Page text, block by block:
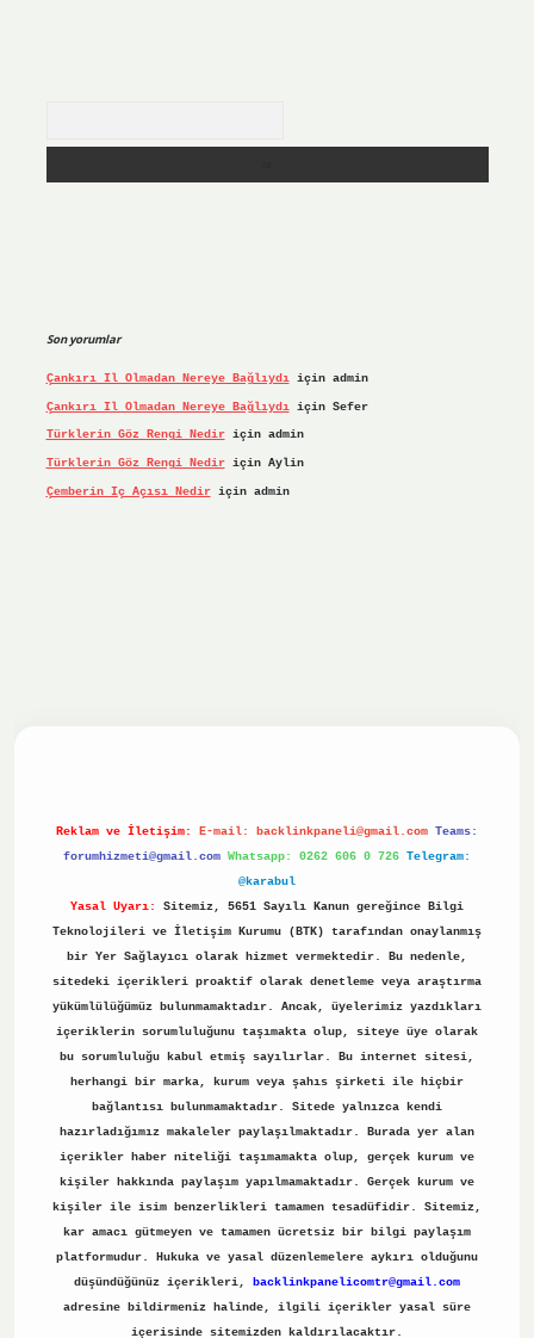
Son yorumlar
Çankırı Il Olmadan Nereye Bağlıydıiçin admin
Çankırı Il Olmadan Nereye Bağlıydıiçin Sefer
Türklerin Göz Rengi Nediriçin admin
Türklerin Göz Rengi Nediriçin Aylin
Çemberin Iç Açısı Nediriçin admin
Reklam ve İletişim: E-mail: backlinkpaneli@gmail.com Teams:
forumhizmeti@gmail.com Whatsapp: 0262 606 0 726 Telegram:
@karabul
Yasal Uyarı:
Sitemiz, 5651 Sayılı Kanun gereğince Bilgi
Teknolojileri ve İletişim Kurumu (BTK) tarafından onaylanmış
bir Yer Sağlayıcı olarak hizmet vermektedir. Bu nedenle,
sitedeki içerikleri proaktif olarak denetleme veya araştırma
yükümlülüğümüz bulunmamaktadır. Ancak, üyelerimiz yazdıkları
içeriklerin sorumluluğunu taşımakta olup, siteye üye olarak
bu sorumluluğu kabul etmiş sayılırlar. Bu internet sitesi,
herhangi bir marka, kurum veya şahıs şirketi ile hiçbir
bağlantısı bulunmamaktadır. Sitede yalnızca kendi
hazırladığımız makaleler paylaşılmaktadır. Burada yer alan
içerikler haber niteliği taşımamakta olup, gerçek kurum ve
kişiler hakkında paylaşım yapılmamaktadır. Gerçek kurum ve
kişiler ile isim benzerlikleri tamamen tesadüfidir. Sitemiz,
kar amacı gütmeyen ve tamamen ücretsiz bir bilgi paylaşım
platformudur. Hukuka ve yasal düzenlemelere aykırı olduğunu
düşündüğünüz içerikleri,
backlinkpanelicomtr@gmail.com
adresine bildirmeniz halinde, ilgili içerikler yasal süre
içerisinde sitemizden kaldırılacaktır.